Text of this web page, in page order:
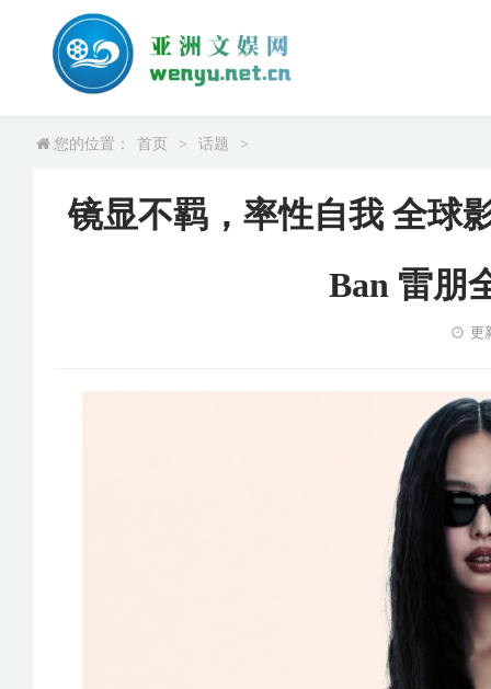
您的位置： 首页 > 话题 >
镜显不羁，率性自我 全球
Ban 雷朋
更